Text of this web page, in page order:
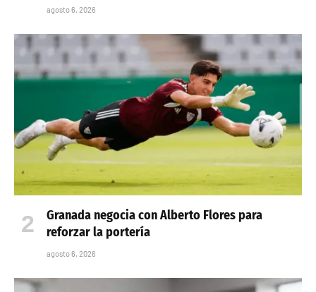
agosto 6, 2026
Granada negocia con Alberto Flores para
reforzar la portería
agosto 6, 2026